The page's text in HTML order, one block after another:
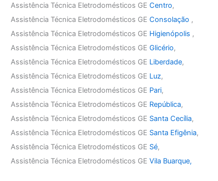
Assistência Técnica Eletrodomésticos GECentro,
Assistência Técnica Eletrodomésticos GEConsolação ,
Assistência Técnica Eletrodomésticos GE Higienópolis ,
Assistência Técnica Eletrodomésticos GEGlicério,
Assistência Técnica Eletrodomésticos GE Liberdade,
Assistência Técnica Eletrodomésticos GE Luz,
Assistência Técnica Eletrodomésticos GE Pari,
Assistência Técnica Eletrodomésticos GE República,
Assistência Técnica Eletrodomésticos GE Santa Cecília,
Assistência Técnica Eletrodomésticos GE Santa Efigênia,
Assistência Técnica Eletrodomésticos GE Sé,
Assistência Técnica Eletrodomésticos GEVila Buarque,